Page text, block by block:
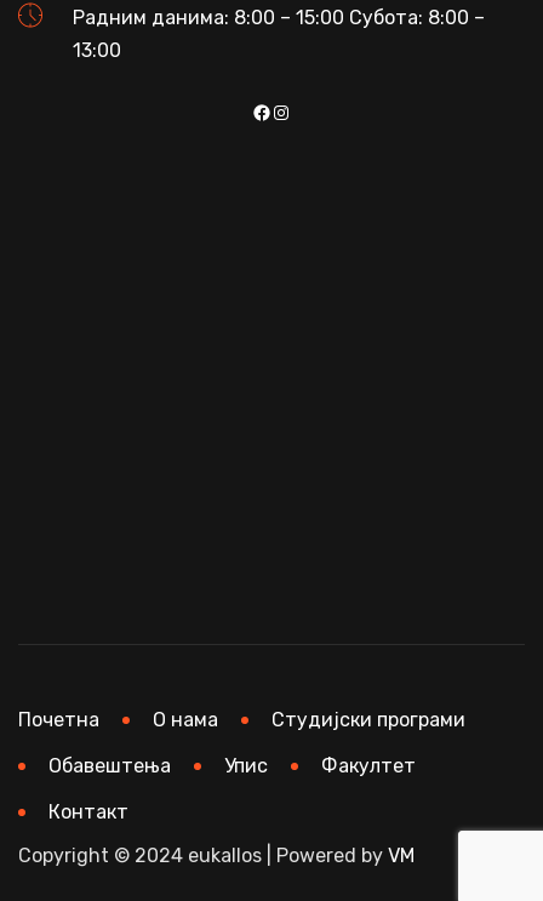
Радним данима: 8:00 – 15:00 Субота: 8:00 –
13:00
Copyright © 2024 eukallos | Powered by VM
Почетна О нама
Студијски програми
Обавештења
Упис
Факултет
Контакт